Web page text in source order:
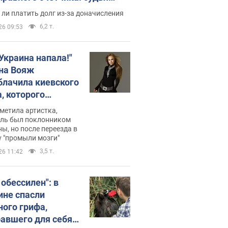
неожиданное решение
платить долг из-за доначисления
09:53 6,2 т.
напала!"
Вояж
киевского
которого
он
не знал,
хочет
украинцев
артистка,
был поклонником
но после переезда в
"промыли мозги"
11:42 3,5 т.
в
спасли
грифа,
для себя